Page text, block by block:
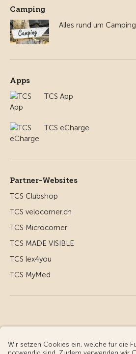
Camping
Alles rund um Camping
Apps
TCS App
TCS eCharge
Partner-Websites
TCS Clubshop
TCS velocorner.ch
TCS Microcorner
TCS MADE VISIBLE
TCS lex4you
TCS MyMed